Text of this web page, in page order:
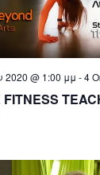
2020 @ 1:00 μμ -4